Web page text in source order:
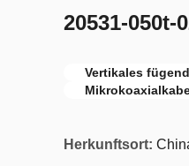
20531-
Vertikales
Herkunftsort: